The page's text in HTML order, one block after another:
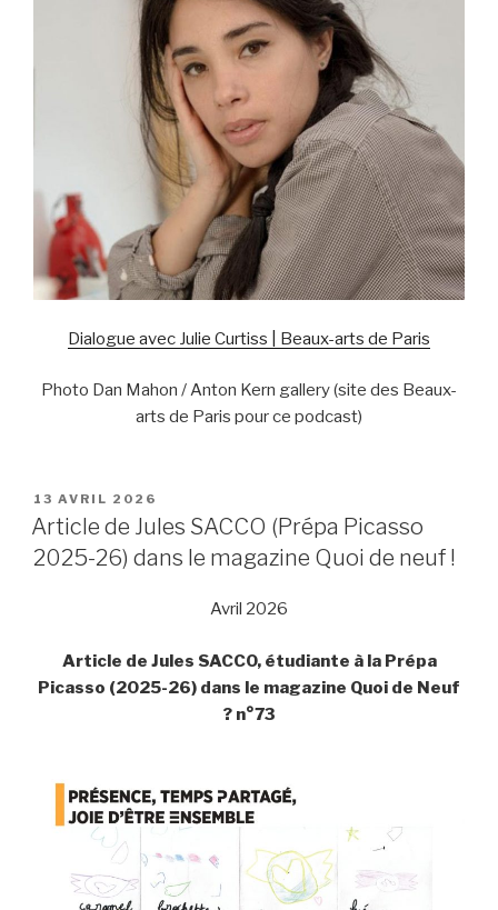
Dialogue avec Julie Curtiss | Beaux-arts de Paris
Photo Dan Mahon / Anton Kern gallery (site des Beaux-
arts de Paris pour ce podcast)
PUBLIÉ
LE
13 AVRIL 2026
Article de Jules SACCO (Prépa Picasso
2025-26) dans le magazine Quoi de neuf !
Avril 2026
Article de Jules SACCO, étudiante à la Prépa
Picasso (2025-26) dans le magazine Quoi de Neuf
? n°73